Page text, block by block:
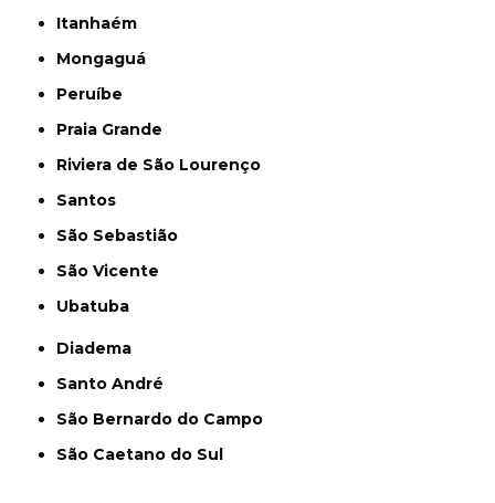
Itanhaém
Mongaguá
Peruíbe
Praia Grande
Riviera de São Lourenço
Santos
São Sebastião
São Vicente
Ubatuba
Diadema
Santo André
São Bernardo do Campo
São Caetano do Sul